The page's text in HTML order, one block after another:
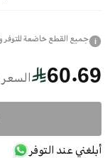
i جميع القطع خاضعة
60.69
أبلغني عند التوفر